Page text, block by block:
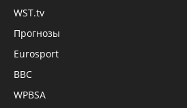
WST.tv
Прогнозы
Eurosport
BBC
WPBSA